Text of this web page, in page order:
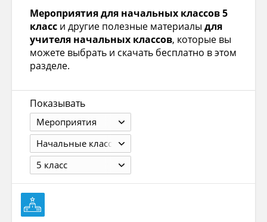
Мероприятия для начальных классов 5
класс и другие полезные материалы для
учителя начальных классов, которые вы
можете выбрать и скачать бесплатно в этом
разделе.
Показывать
Мероприятия
Начальные классы
5 класс